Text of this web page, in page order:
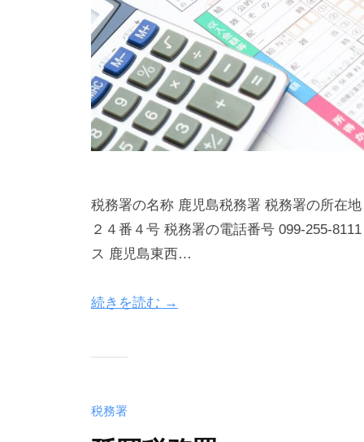
税務署の名称 鹿児島税務署 税務署の所在
２４番４号 税務署の電話番号 099-255-
ス 鹿児島東西…
続きを読む →
税務署